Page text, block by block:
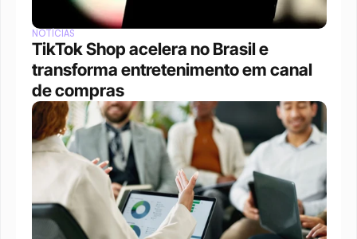
NOTÍCIAS
TikTok Shop acelera no Brasil e
transforma entretenimento em canal
de compras